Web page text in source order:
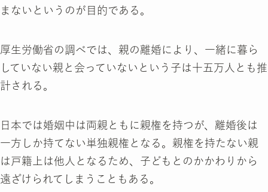
まないというのが目的である。
厚生労働省の調べでは、親の離婚により、一緒に暮ら
していない親と会っていないという子は十五万人とも推
計される。
日本では婚姻中は両親ともに親権を持つが、離婚後は
一方しか持てない単独親権となる。親権を持たない親
は戸籍上は他人となるため、子どもとのかかわりから
遠ざけられてしまうこともある。